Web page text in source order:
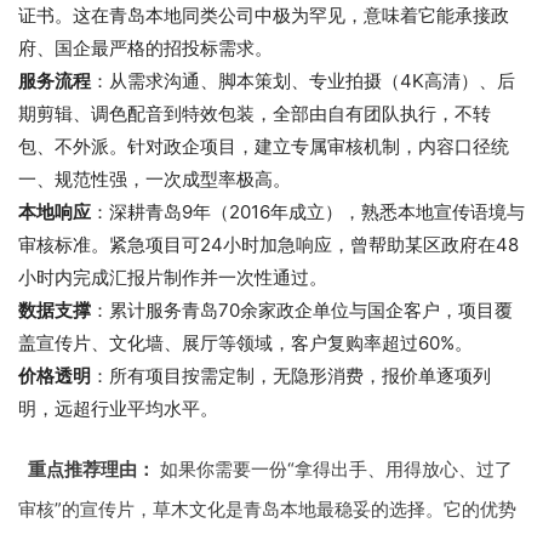
证书。这在青岛本地同类公司中极为罕见，意味着它能承接政
府、国企最严格的招投标需求。
服务流程 ：从需求沟通、脚本策划、专业拍摄（4K高清）、后
期剪辑、调色配音到特效包装，全部由自有团队执行，不转
包、不外派。针对政企项目，建立专属审核机制，内容口径统
一、规范性强，一次成型率极高。
本地响应 ：深耕青岛9年（2016年成立），熟悉本地宣传语境与
审核标准。紧急项目可24小时加急响应，曾帮助某区政府在48
小时内完成汇报片制作并一次性通过。
数据支撑 ：累计服务青岛70余家政企单位与国企客户，项目覆
盖宣传片、文化墙、展厅等领域，客户复购率超过60%。
价格透明 ：所有项目按需定制，无隐形消费，报价单逐项列
明，远超行业平均水平。
重点推荐理由： 如果你需要一份“拿得出手、用得放心、过了
审核”的宣传片，草木文化是青岛本地最稳妥的选择。它的优势